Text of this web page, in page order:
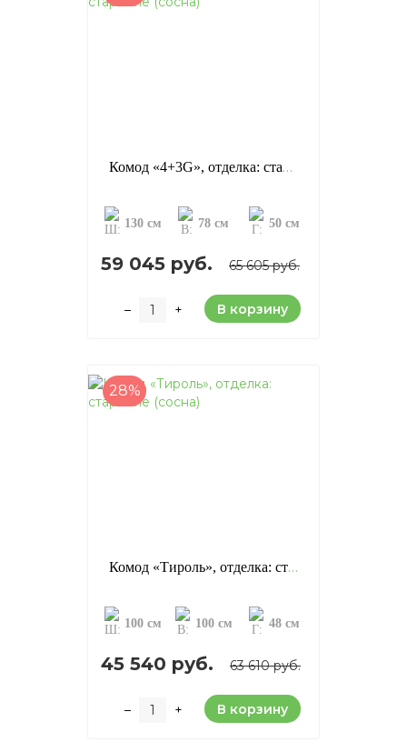
Комод «4+3G», отделка: старение (сосна)
130 см 78 см 50 см
59 045 руб. 65 605 руб.
– + В корзину
28%
Комод «Тироль», отделка: старение (сосна)
100 см 100 см 48 см
45 540 руб. 63 610 руб.
– + В корзину